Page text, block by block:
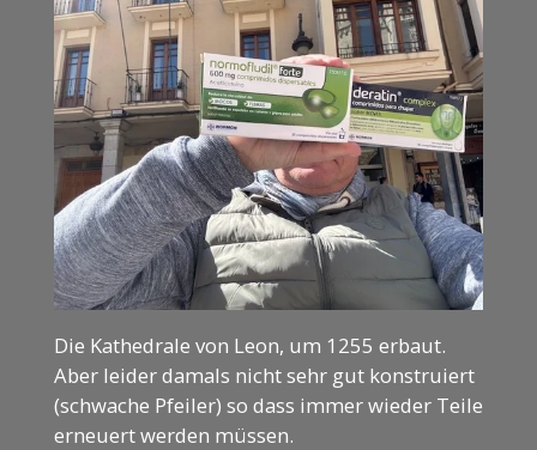
Die Kathedrale von Leon, um 1255 erbaut.
Aber leider damals nicht sehr gut konstruiert
(schwache Pfeiler) so dass immer wieder Teile
erneuert werden müssen.